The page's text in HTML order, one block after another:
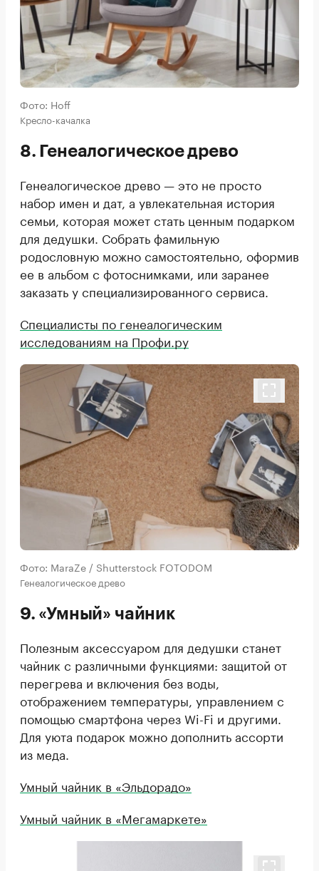
Фото: Hoff
Кресло-качалка
8. Генеалогическое древо
Генеалогическое древо — это не просто
набор имен и дат, а увлекательная история
семьи, которая может стать ценным подарком
для дедушки. Собрать фамильную
родословную можно самостоятельно, оформив
ее в альбом с фотоснимками, или заранее
заказать у специализированного сервиса.
Специалисты по генеалогическим
исследованиям на Профи.ру
Фото: MaraZe / Shutterstock FOTODOM
Генеалогическое древо
9. «Умный» чайник
Полезным аксессуаром для дедушки станет
чайник с различными функциями: защитой от
перегрева и включения без воды,
отображением температуры, управлением с
помощью смартфона через Wi-Fi и другими.
Для уюта подарок можно дополнить ассорти
из меда.
Умный чайник в «Эльдорадо»
Умный чайник в «Мегамаркете»